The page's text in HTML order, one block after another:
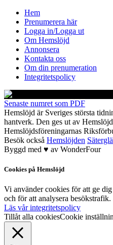
Hem
Prenumerera här
Logga in/Logga ut
Om Hemslöjd
Annonsera
Kontakta oss
Om din prenumeration
Integritetspolicy
Senaste numret som PDF
Hemslöjd är Sveriges största
hantverk. Den ges ut av
Hemslöjdsföreningarnas
Besök också Hemslöjden
Byggd med ♥ av WonderFour
Cookies på Hemslöjd
Vi använder cookies för att ge
och för att analysera besökstrafik.
Läs vår integritetspolicy
Tillåt alla cookiesCookie